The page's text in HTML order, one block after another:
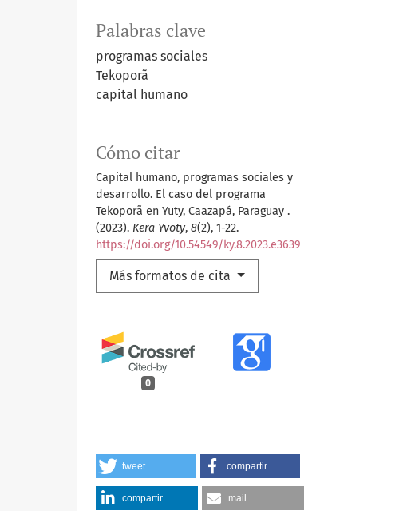
Palabras clave
programas sociales
Tekoporã
capital humano
Cómo citar
Capital humano, programas sociales y
desarrollo. El caso del programa
Tekoporã en Yuty, Caazapá, Paraguay .
(2023). Kera Yvoty, 8(2), 1-22.
https://doi.org/10.54549/ky.8.2023.e3639
Más formatos de cita
0
tweet compartir
compartir mail